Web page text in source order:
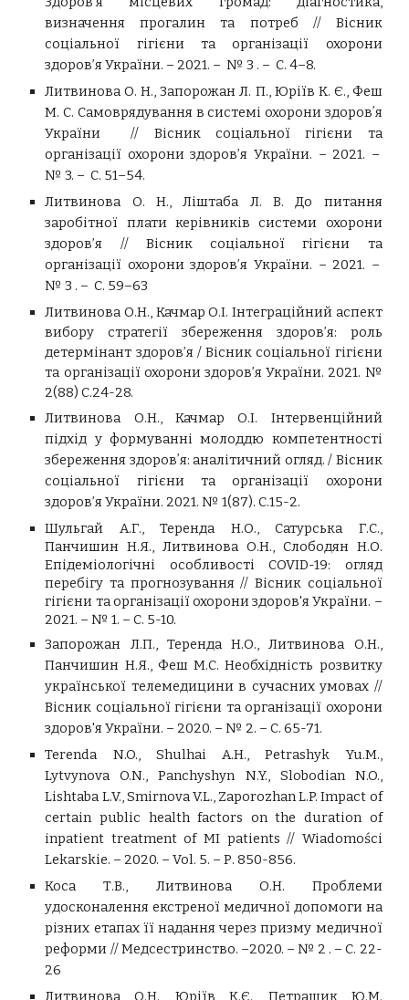
визначення прогалин та потреб // Вісник
соціальної гігієни та організації охорони
здоров’я України. – 2021. – № 3 . – С. 4–8.
Литвинова О. Н., Запорожан Л. П., Юріїв К. Є., Феш
М. С. Самоврядування в системі охорони здоровʼя
України // Вісник соціальної гігієни та
організації охорони здоров’я України. – 2021. –
№ 3. – С. 51–54.
Литвинова О. Н., Ліштаба Л. В. До питання
заробітної плати керівників системи охорони
здоров’я // Вісник соціальної гігієни та
організації охорони здоров’я України. – 2021. –
№ 3 . – С. 59–63
Литвинова О.Н., Качмар О.І. Інтеграційний аспект
вибору стратегії збереження здоров’я: роль
детермінант здоров’я/ Вісник соціальної гігієни
та організації охорони здоров’я України. 2021. №
2(88) С.24-28.
Литвинова О.Н., Качмар О.І. Інтервенційний
підхід у формуванні молоддю компетентності
збереження здоровʼя: аналітичний огляд. / Вісник
соціальної гігієни та організації охорони
здоров’я України. 2021. № 1(87). С.15-2.
Шульгай А.Г., Теренда Н.О., Сатурська Г.С.,
Панчишин Н.Я., Литвинова О.Н., Слободян Н.О.
Епідеміологічні особливості COVID-19: огляд
перебігу та прогнозування // Вісник соціальної
гігієни та організації охорони здоров'я України. –
2021. – № 1. – С. 5-10.
Запорожан Л.П., Теренда Н.О., Литвинова О.Н.,
Панчишин Н.Я., Феш М.С. Необхідність розвитку
української телемедицини в сучасних умовах //
Вісник соціальної гігієни та організації охорони
здоров'я України. – 2020. – № 2. – С. 65-71.
Terenda N.O., Shulhai A.H., Petrashyk Yu.M.,
Lytvynova O.N., Panchyshyn N.Y., Slobodian N.O.,
Lishtaba L.V., Smirnova V.L., Zaporozhan L.P. Impact of
certain public health factors on the duration of
inpatient treatment of MI patients // Wiadomości
Lekarskie. – 2020. – Vol. 5. – Р. 850-856.
Коса Т.В., Литвинова О.Н. Проблеми
удосконалення екстреної медичної допомоги на
різних етапах її надання через призму медичної
реформи // Медсестринство. –2020. – № 2 . – С. 22-
26
Литвинова О.Н., Юріїв К.Є., Петрашик Ю.М.